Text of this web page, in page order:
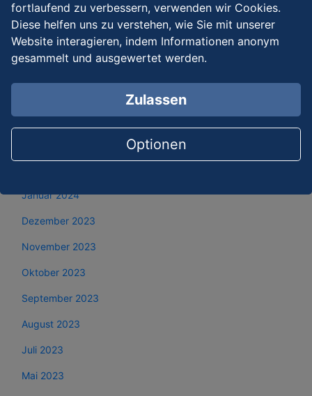
August 2024
Juli 2024
Juni 2024
April 2024
Januar 2024
Dezember 2023
November 2023
Oktober 2023
September 2023
August 2023
Juli 2023
Mai 2023
fortlaufend zu verbessern, verwenden wir Cookies.
Diese helfen uns zu verstehen, wie Sie mit unserer
Website interagieren, indem Informationen anonym
gesammelt und ausgewertet werden.
Zulassen
Optionen